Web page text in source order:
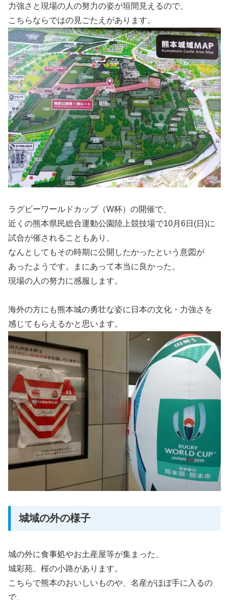
力強さと現場の人の努力の姿が垣間見えるので、
こちらならではの見ごたえがあります。
ラグビーワールドカップ（W杯）の開催で、
近くの熊本県民総合運動公園陸上競技場で10月6日(日)に
試合が催されることもあり、
なんとしてもその時期に公開したかったという意図が
あったようです。まにあって本当に良かった。
現場の人の努力に感服します。
海外の方にも熊本城の勇壮な姿に日本の文化・力強さを
感じてもらえるかと思います。
城域の外の様子
城の外に食事処やお土産屋等が集まった、
城彩苑、桜の小路があります。
こちらで熊本のおいしいものや、名産がほぼ手に入るの
で、